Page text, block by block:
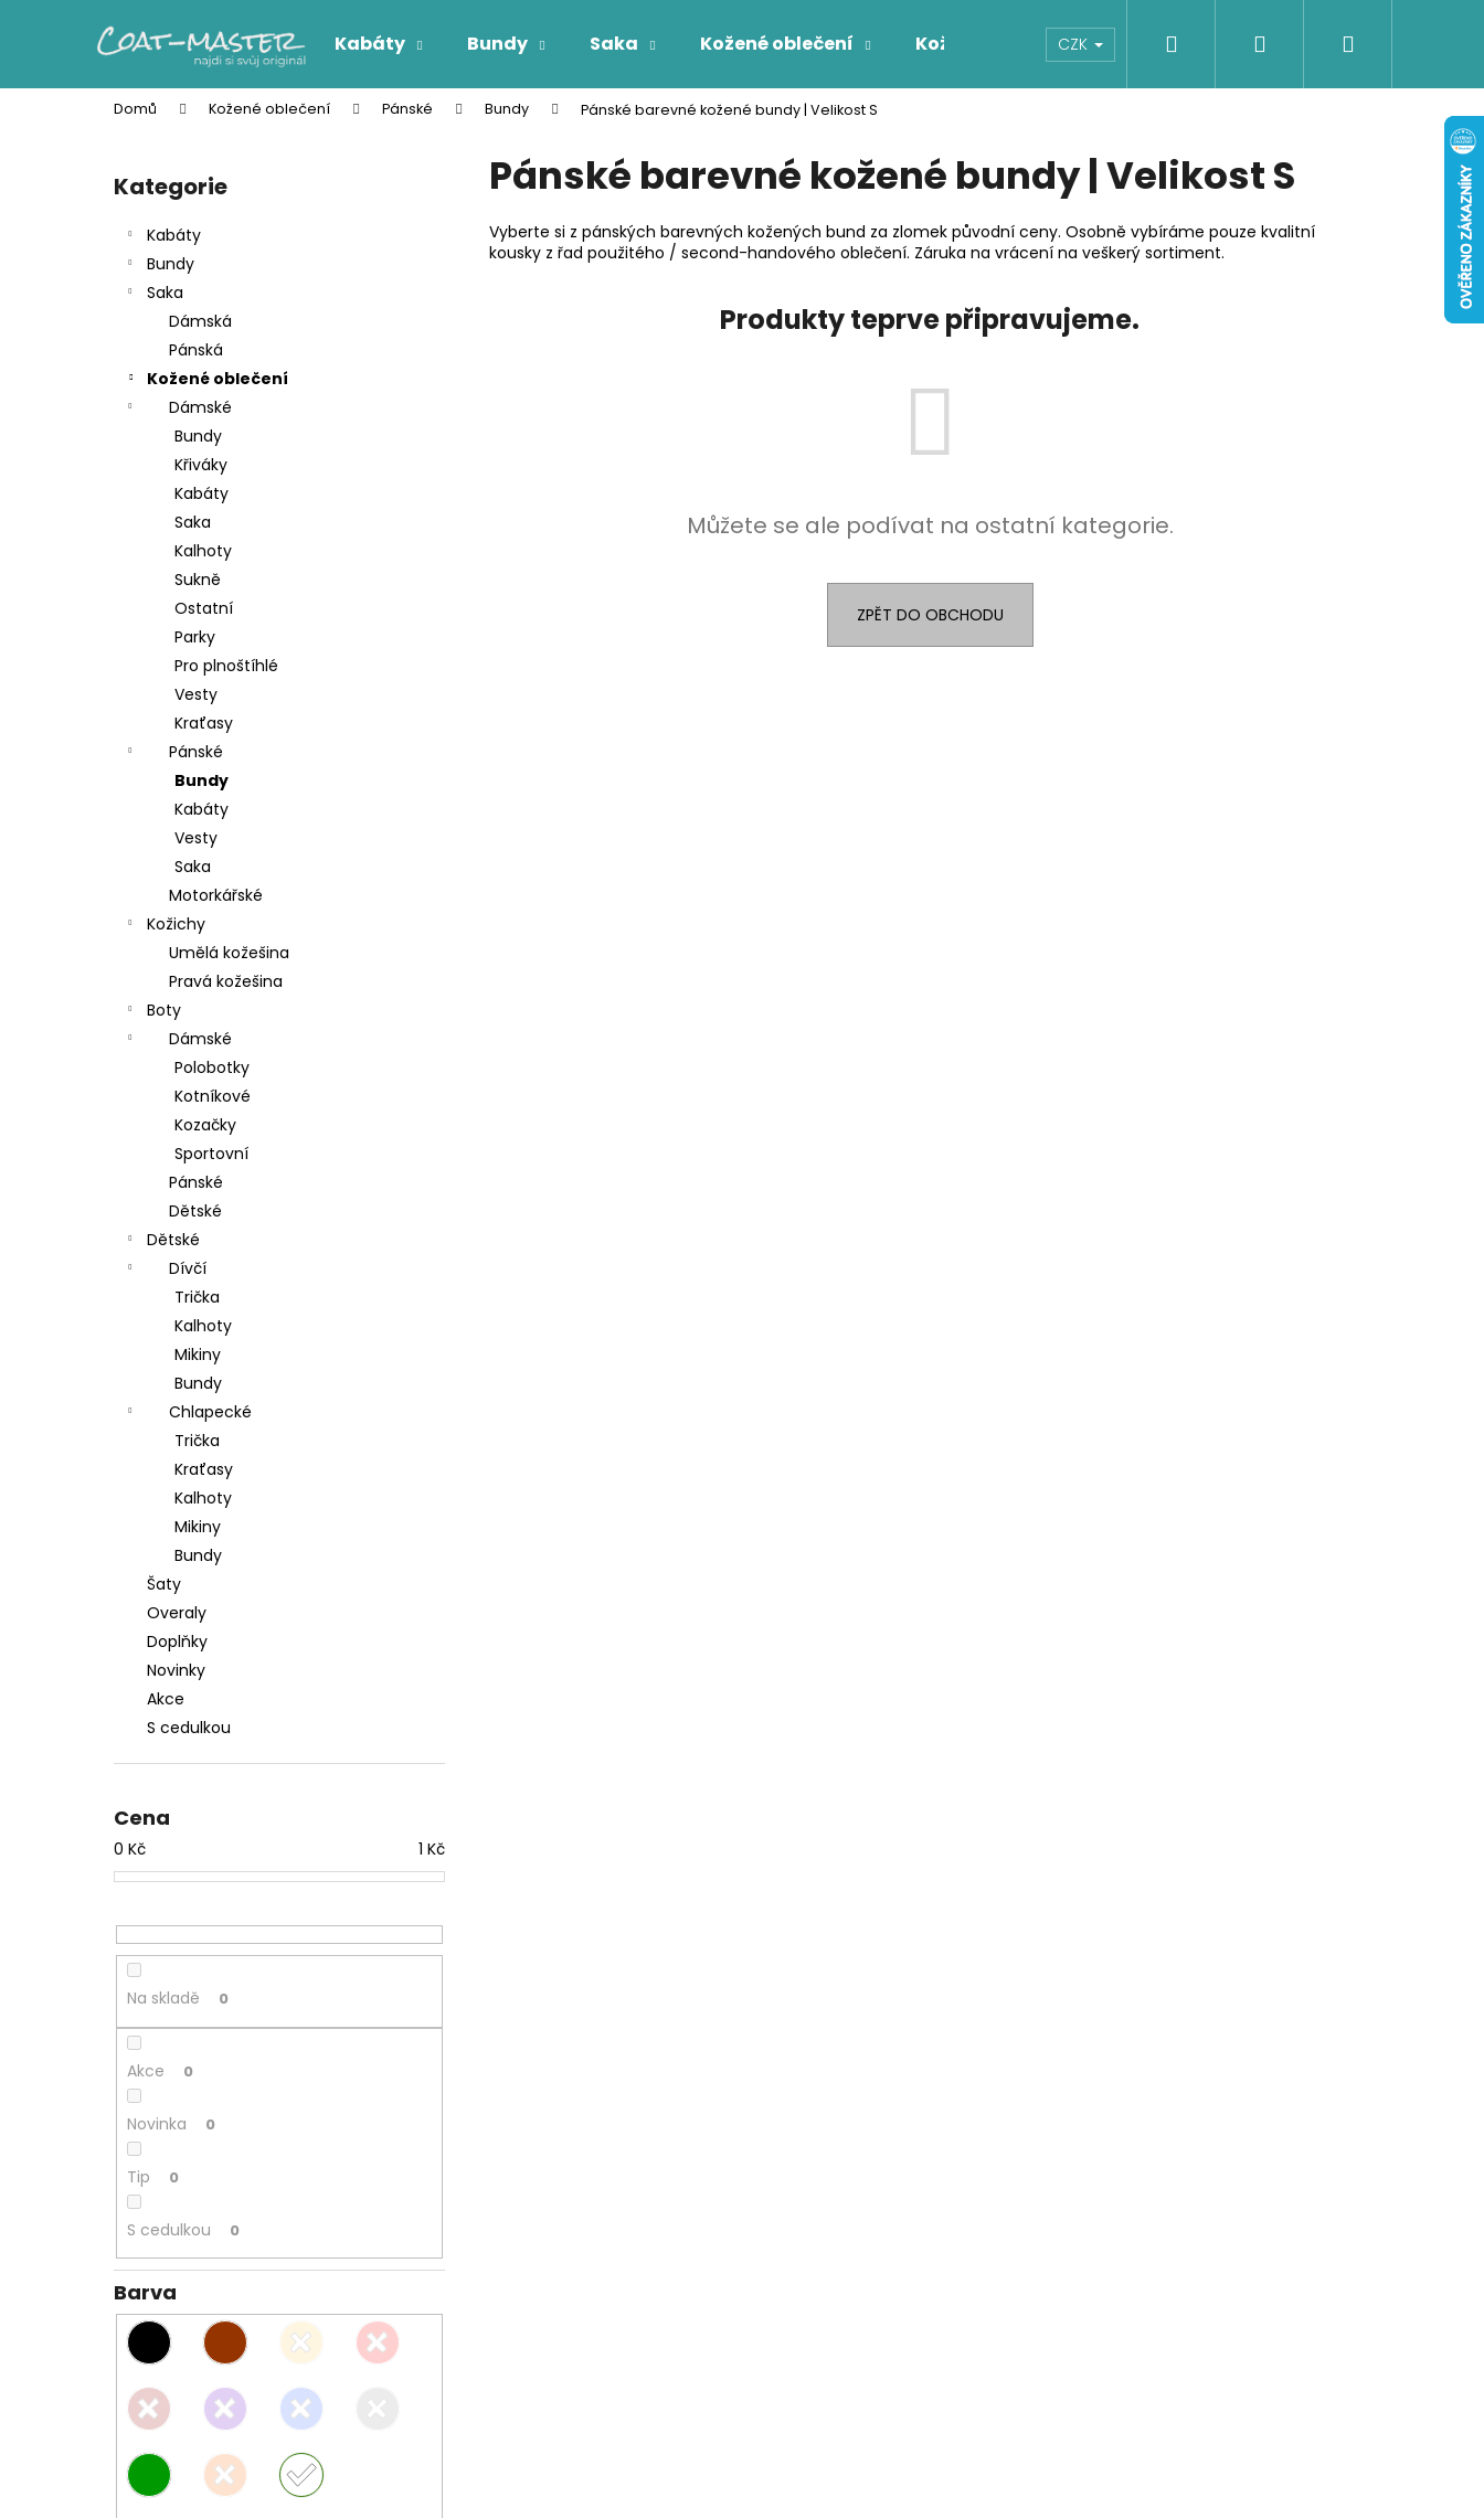
Kabáty Bundy Saka Kožené oblečení Kožichy Boty Dětské
CZK Přihlášení
Domů Kožené oblečení Pánské Bundy Pánské barevné kožené bundy | Velikost S
Přeskočit
kategorie
Kategorie
Kabáty
Bundy
Saka
Dámská
Pánská
Kožené oblečení
Dámské
Bundy
Křiváky
Kabáty
Saka
Kalhoty
Sukně
Ostatní
Parky
Pro plnoštíhlé
Vesty
Kraťasy
Pánské
Bundy
Kabáty
Vesty
Saka
Motorkářské
Kožichy
Umělá kožešina
Pravá kožešina
Boty
Dámské
Polobotky
Kotníkové
Kozačky
Sportovní
Pánské
Dětské
Dětské
Dívčí
Trička
Kalhoty
Mikiny
Bundy
Chlapecké
Trička
Kraťasy
Kalhoty
Mikiny
Bundy
Šaty
Overaly
Doplňky
Novinky
Akce
S cedulkou
Cena
0 Kč 1 Kč
Na skladě 0
Akce 0
Novinka 0
Tip 0
S cedulkou 0
Barva
Pánské barevné kožené bundy | Velikost S
Vyberte si z pánských barevných kožených bund za zlomek původní ceny. Osobně vybíráme pouze kvalitní
kousky z řad použitého / second-handového oblečení. Záruka na vrácení na veškerý sortiment.
Produkty teprve připravujeme.
Můžete se ale podívat na ostatní kategorie.
ZPĚT DO OBCHODU
í
Zpět
do
obchodu
Zpět
do
obchodu
Co potřebujete najít?